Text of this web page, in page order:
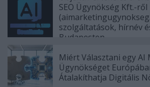
SEO Ügynökség Kft.-ről
szolgáltatások, hírnév
Budapesten
Miért Választani egy AI
Ügynökséget
Átalakíthatja Digitális